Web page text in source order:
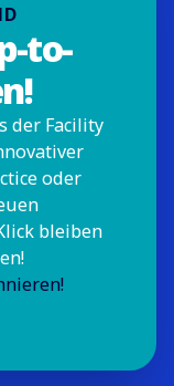
to-
der Facility
oder
bleiben